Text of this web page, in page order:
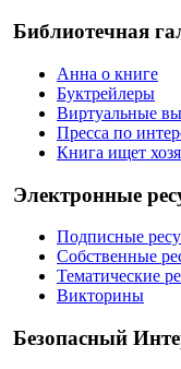
Библиотечная
Анна о книге
Буктрейлеры
Виртуальные
Пресса по
Книга ищет
Электронные
Подписные
Собственные
Тематические
Викторины
Безопасный